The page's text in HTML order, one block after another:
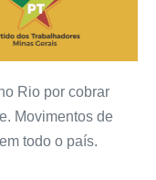
Rio por cobrar
Movimentos de
todo o país.